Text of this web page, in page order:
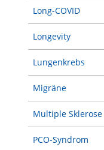
Long-COVID
Longevity
Lungenkrebs
Migräne
Multiple Sklerose
PCO-Syndrom